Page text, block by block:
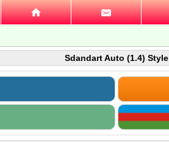
Sdandart Auto (1.4) Style